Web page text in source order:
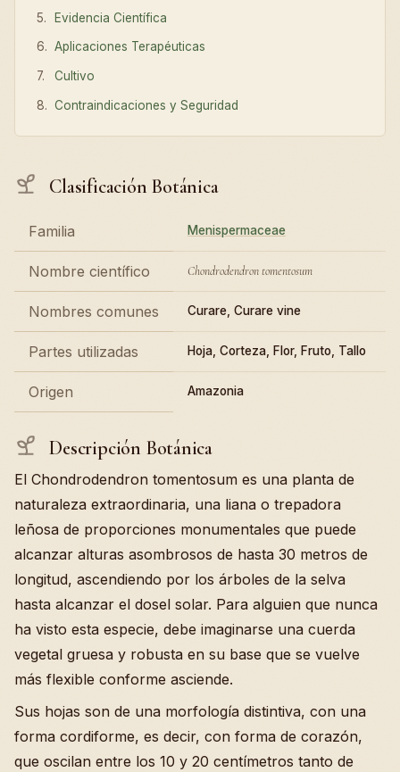
Evidencia Científica
Aplicaciones Terapéuticas
Cultivo
Contraindicaciones y Seguridad
Clasificación Botánica
Familia Menispermaceae
Nombre científico Chondrodendron tomentosum
Nombres comunes Curare, Curare vine
Partes utilizadas Hoja, Corteza, Flor, Fruto, Tallo
Origen Amazonia
Descripción Botánica
El Chondrodendron tomentosum es una planta de
naturaleza extraordinaria, una liana o trepadora
leñosa de proporciones monumentales que puede
alcanzar alturas asombrosos de hasta 30 metros de
longitud, ascendiendo por los árboles de la selva
hasta alcanzar el dosel solar. Para alguien que nunca
ha visto esta especie, debe imaginarse una cuerda
vegetal gruesa y robusta en su base que se vuelve
más flexible conforme asciende.
Sus hojas son de una morfología distintiva, con una
forma cordiforme, es decir, con forma de corazón,
que oscilan entre los 10 y 20 centímetros tanto de